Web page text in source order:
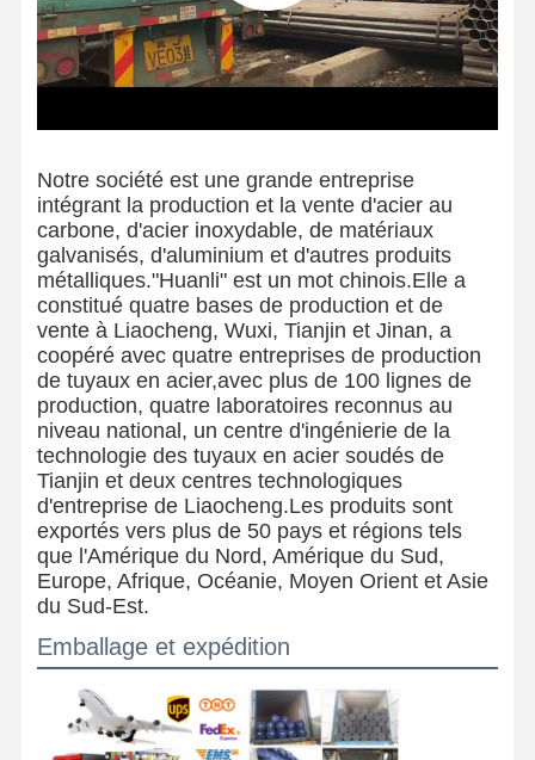
Notre société est une grande entreprise
intégrant la production et la vente d'acier au
carbone, d'acier inoxydable, de matériaux
galvanisés, d'aluminium et d'autres produits
métalliques."Huanli" est un mot chinois.Elle a
constitué quatre bases de production et de
vente à Liaocheng, Wuxi, Tianjin et Jinan, a
coopéré avec quatre entreprises de production
de tuyaux en acier,avec plus de 100 lignes de
production, quatre laboratoires reconnus au
niveau national, un centre d'ingénierie de la
technologie des tuyaux en acier soudés de
Tianjin et deux centres technologiques
d'entreprise de Liaocheng.Les produits sont
exportés vers plus de 50 pays et régions tels
que l'Amérique du Nord, Amérique du Sud,
Europe, Afrique, Océanie, Moyen Orient et Asie
du Sud-Est.
Emballage et expédition